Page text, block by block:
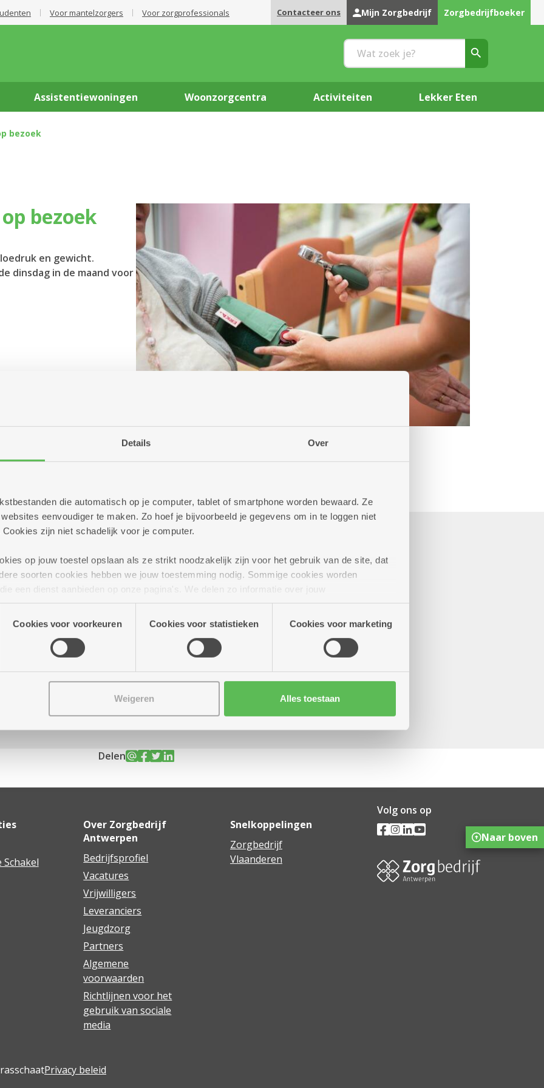
Details Over
die automatisch op je computer, tablet of smartphone worden bewaard. Ze
eenvoudiger te maken. Zo hoef je bijvoorbeeld je gegevens om in te loggen niet
zijn niet schadelijk voor je computer.
op jouw toestel opslaan als ze strikt noodzakelijk zijn voor het gebruik van de site, dat
soorten cookies hebben we jouw toestemming nodig. Sommige cookies worden
een dienst aanbieden op onze pagina's. We delen zo informatie over jouw
onze site voor social media, advertenties en analyse. Deze partners kunnen deze gegevens
die je aan hen verstrekte.
Cookies voor voorkeuren Cookies voor statistieken Cookies voor marketing
Weigeren Alles toestaan
Voor mantelzorgers Voor zorgprofessionals Contacteer ons Mijn Zorgbedrijf Zorgbedrijfboeker
Assistentiewoningen Woonzorgcentra Activiteiten Lekker Eten
bezoek
bezoek
en gewicht.
dinsdag in de maand voor
10.30 uur
4de dinsdag in de maand
Delen
Schakel
Over Zorgbedrijf
Antwerpen
Bedrijfsprofiel
Vacatures
Vrijwilligers
Leveranciers
Jeugdzorg
Partners
Algemene
voorwaarden
Richtlijnen voor het
gebruik van sociale
media
Snelkoppelingen
Zorgbedrijf
Vlaanderen
Volg ons op
Privacy beleid
Naar boven